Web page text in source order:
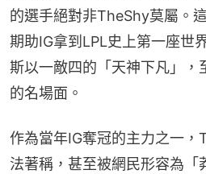
的選手絕對非TheShy莫屬。
期助IG拿到LPL史上第一座世
斯以一敵四的「天神下凡」，
的名場面。
作為當年IG奪冠的主力之一
法著稱，甚至被網民形容為「